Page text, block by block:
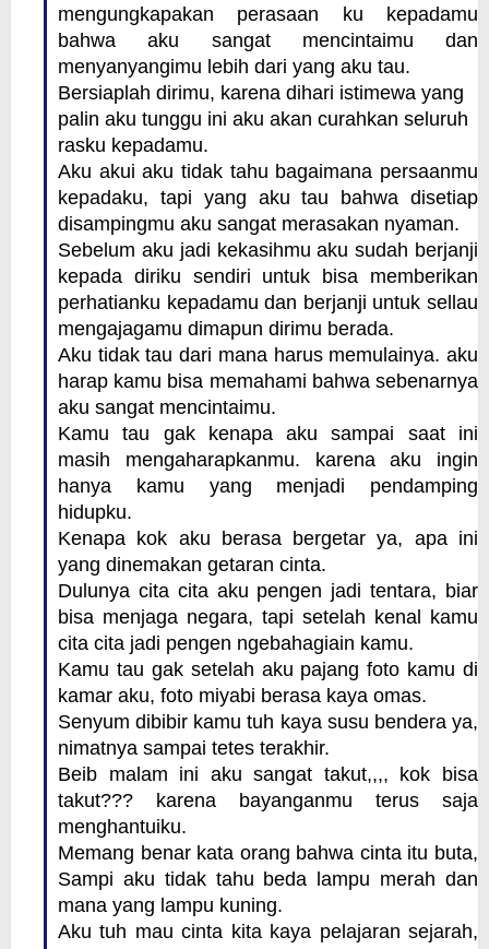
mengungkapakan perasaan ku kepadamu
bahwa aku sangat mencintaimu dan
menyanyangimu lebih dari yang aku tau.
Bersiaplah dirimu, karena dihari istimewa yang
palin aku tunggu ini aku akan curahkan seluruh
rasku kepadamu.
Aku akui aku tidak tahu bagaimana persaanmu
kepadaku, tapi yang aku tau bahwa disetiap
disampingmu aku sangat merasakan nyaman.
Sebelum aku jadi kekasihmu aku sudah berjanji
kepada diriku sendiri untuk bisa memberikan
perhatianku kepadamu dan berjanji untuk sellau
mengajagamu dimapun dirimu berada.
Aku tidak tau dari mana harus memulainya. aku
harap kamu bisa memahami bahwa sebenarnya
aku sangat mencintaimu.
Kamu tau gak kenapa aku sampai saat ini
masih mengaharapkanmu. karena aku ingin
hanya kamu yang menjadi pendamping
hidupku.
Kenapa kok aku berasa bergetar ya, apa ini
yang dinemakan getaran cinta.
Dulunya cita cita aku pengen jadi tentara, biar
bisa menjaga negara, tapi setelah kenal kamu
cita cita jadi pengen ngebahagiain kamu.
Kamu tau gak setelah aku pajang foto kamu di
kamar aku, foto miyabi berasa kaya omas.
Senyum dibibir kamu tuh kaya susu bendera ya,
nimatnya sampai tetes terakhir.
Beib malam ini aku sangat takut,,,, kok bisa
takut??? karena bayanganmu terus saja
menghantuiku.
Memang benar kata orang bahwa cinta itu buta,
Sampi aku tidak tahu beda lampu merah dan
mana yang lampu kuning.
Aku tuh mau cinta kita kaya pelajaran sejarah,